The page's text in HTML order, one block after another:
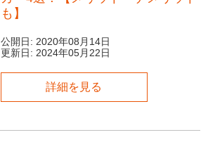
も】
公開日: 2020年08月14日
更新日: 2024年05月22日
詳細を見る